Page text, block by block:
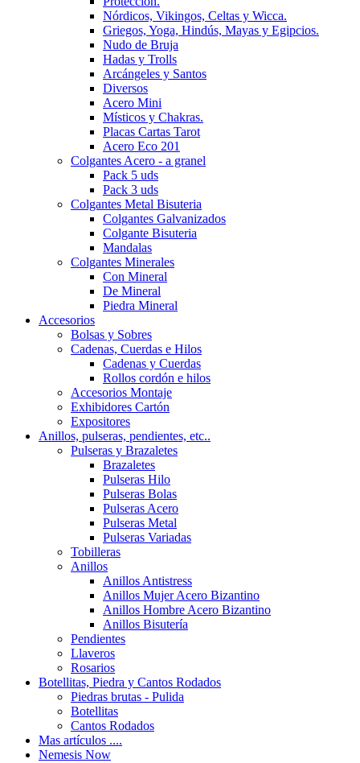
Nórdicos, Vikingos, Celtas y Wicca.
Griegos, Yoga, Hindús, Mayas y Egipcios.
Nudo de Bruja
Hadas y Trolls
Arcángeles y Santos
Diversos
Acero Mini
Místicos y Chakras.
Placas Cartas Tarot
Acero Eco 201
Colgantes Acero - a granel
Pack 5 uds
Pack 3 uds
Colgantes Metal Bisuteria
Colgantes Galvanizados
Colgante Bisuteria
Mandalas
Colgantes Minerales
Con Mineral
De Mineral
Piedra Mineral
Accesorios
Bolsas y Sobres
Cadenas, Cuerdas e Hilos
Cadenas y Cuerdas
Rollos cordón e hilos
Accesorios Montaje
Exhibidores Cartón
Expositores
Anillos, pulseras, pendientes, etc..
Pulseras y Brazaletes
Brazaletes
Pulseras Hilo
Pulseras Bolas
Pulseras Acero
Pulseras Metal
Pulseras Variadas
Tobilleras
Anillos
Anillos Antistress
Anillos Mujer Acero Bizantino
Anillos Hombre Acero Bizantino
Anillos Bisutería
Pendientes
Llaveros
Rosarios
Botellitas, Piedra y Cantos Rodados
Piedras brutas - Pulida
Botellitas
Cantos Rodados
Mas artículos ....
Nemesis Now